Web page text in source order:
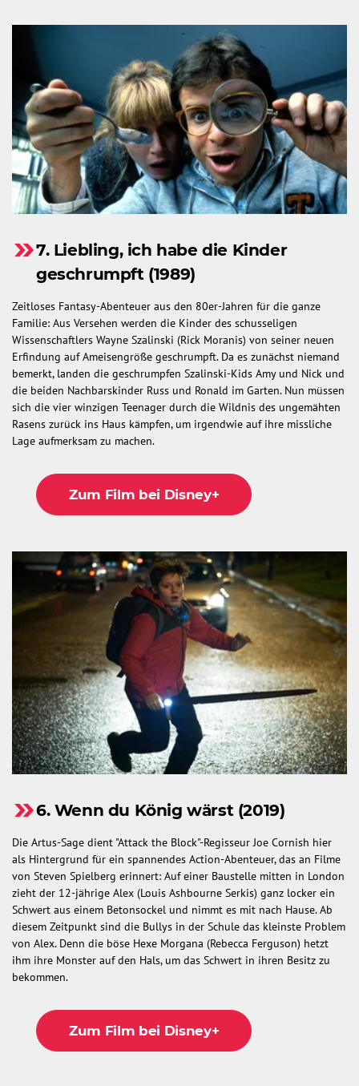
7. Liebling, ich habe die Kinder
geschrumpft (1989)
Zeitloses Fantasy-Abenteuer aus den 80er-Jahren für die ganze
Familie: Aus Versehen werden die Kinder des schusseligen
Wissenschaftlers Wayne Szalinski (Rick Moranis) von seiner neuen
Erfindung auf Ameisengröße geschrumpft. Da es zunächst niemand
bemerkt, landen die geschrumpfen Szalinski-Kids Amy und Nick und
die beiden Nachbarskinder Russ und Ronald im Garten. Nun müssen
sich die vier winzigen Teenager durch die Wildnis des ungemähten
Rasens zurück ins Haus kämpfen, um irgendwie auf ihre missliche
Lage aufmerksam zu machen.
Zum Film bei Disney+
6. Wenn du König wärst (2019)
Die Artus-Sage dient "Attack the Block"-Regisseur Joe Cornish hier
als Hintergrund für ein spannendes Action-Abenteuer, das an Filme
von Steven Spielberg erinnert: Auf einer Baustelle mitten in London
zieht der 12-jährige Alex (Louis Ashbourne Serkis) ganz locker ein
Schwert aus einem Betonsockel und nimmt es mit nach Hause. Ab
diesem Zeitpunkt sind die Bullys in der Schule das kleinste Problem
von Alex. Denn die böse Hexe Morgana (Rebecca Ferguson) hetzt
ihm ihre Monster auf den Hals, um das Schwert in ihren Besitz zu
bekommen.
Zum Film bei Disney+